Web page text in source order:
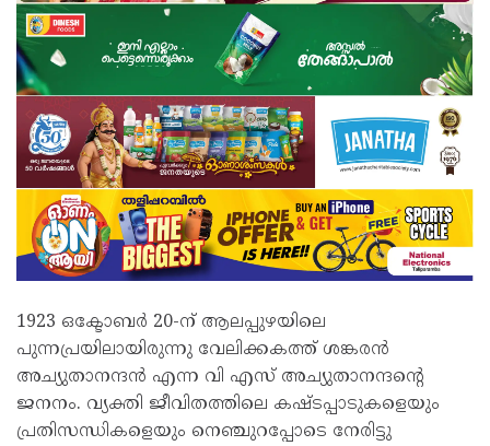
1923 ഒക്ടോബർ 20-ന് ആലപ്പുഴയിലെ
പുന്നപ്രയിലായിരുന്നു വേലിക്കകത്ത് ശങ്കരൻ
അച്യുതാനന്ദൻ എന്ന വി എസ് അച്യുതാനന്ദന്റെ
ജനനം. വ്യക്തി ജീവിതത്തിലെ കഷ്ടപ്പാടുകളെയും
പ്രതിസന്ധികളെയും നെഞ്ചുറപ്പോടെ നേരിട്ടു